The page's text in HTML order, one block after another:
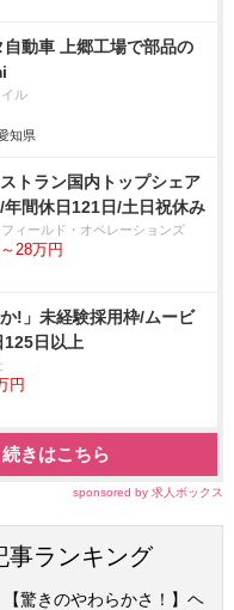
動車 上郷工場で部品の
ル
知県
トラン国内トップシェア
間休日121日/土日祝休み
ィールド・オペレーションズ
28万円
か!」未経験採用枠/ムービ
125日以上
円
続きはこちら
sponsored by 求人ボックス
事ランキング
【驚きのやわらかさ！】ヘ